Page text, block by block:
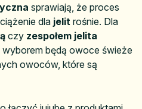
sprawiają, że proces
dla jelit rośnie. Dla
czy zespołem jelita
będą owoce świeże
owoców, które są